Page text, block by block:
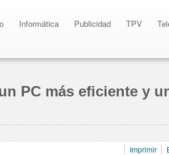
Informática Publicidad TPV
PC más eficiente y
Imprimir